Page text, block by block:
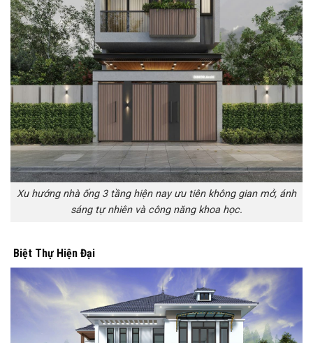
Xu hướng nhà ống 3 tầng hiện nay ưu tiên không gian mở, ánh
sáng tự nhiên và công năng khoa học.
Biệt Thự Hiện Đại